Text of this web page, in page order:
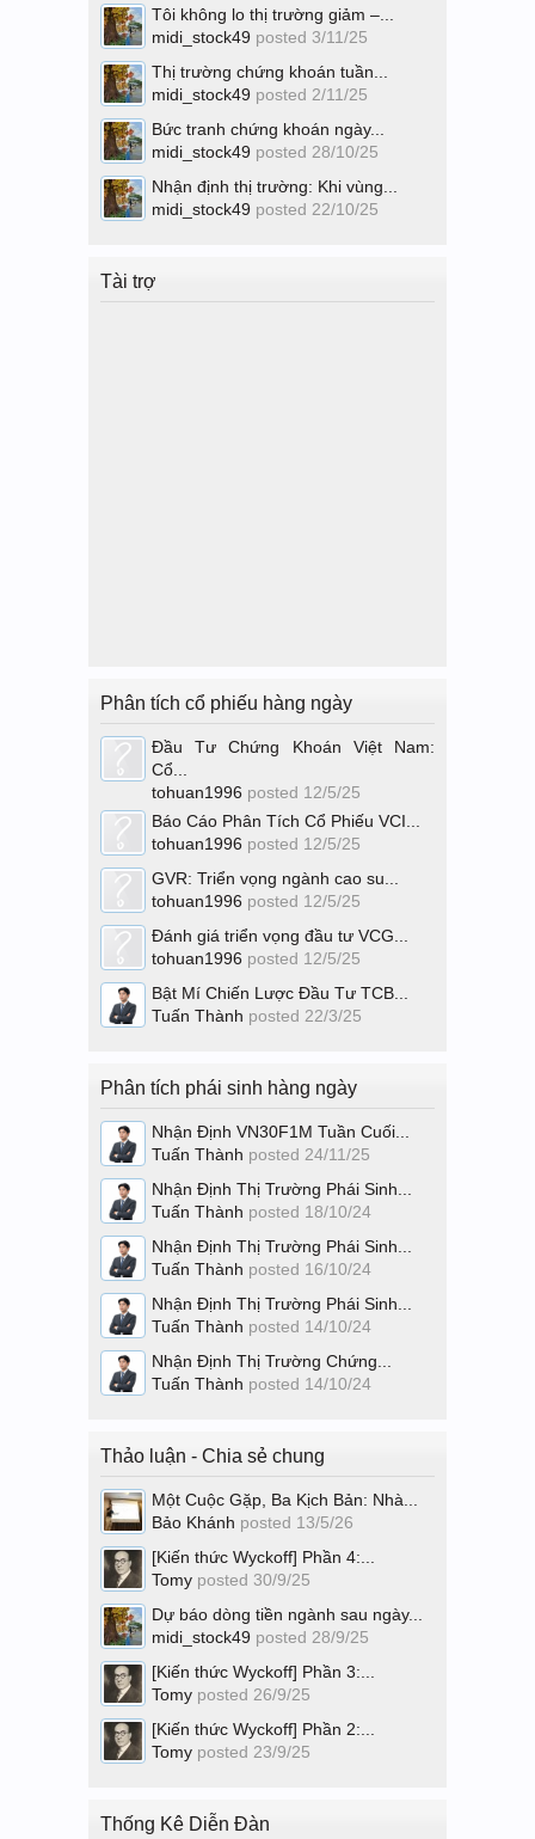
Tôi không lo thị trường giảm –...
midi_stock49 posted 3/11/25
Thị trường chứng khoán tuần...
midi_stock49 posted 2/11/25
Bức tranh chứng khoán ngày...
midi_stock49 posted 28/10/25
Nhận định thị trường: Khi vùng...
midi_stock49 posted 22/10/25
Tài trợ
Phân tích cổ phiếu hàng ngày
Đầu Tư Chứng Khoán Việt Nam:
Cổ...
tohuan1996 posted 12/5/25
Báo Cáo Phân Tích Cổ Phiếu VCI...
tohuan1996 posted 12/5/25
GVR: Triển vọng ngành cao su...
tohuan1996 posted 12/5/25
Đánh giá triển vọng đầu tư VCG...
tohuan1996 posted 12/5/25
Bật Mí Chiến Lược Đầu Tư TCB...
Tuấn Thành posted 22/3/25
Phân tích phái sinh hàng ngày
Nhận Định VN30F1M Tuần Cuối...
Tuấn Thành posted 24/11/25
Nhận Định Thị Trường Phái Sinh...
Tuấn Thành posted 18/10/24
Nhận Định Thị Trường Phái Sinh...
Tuấn Thành posted 16/10/24
Nhận Định Thị Trường Phái Sinh...
Tuấn Thành posted 14/10/24
Nhận Định Thị Trường Chứng...
Tuấn Thành posted 14/10/24
Thảo luận - Chia sẻ chung
Một Cuộc Gặp, Ba Kịch Bản: Nhà...
Bảo Khánh posted 13/5/26
[Kiến thức Wyckoff] Phần 4:...
Tomy posted 30/9/25
Dự báo dòng tiền ngành sau ngày...
midi_stock49 posted 28/9/25
[Kiến thức Wyckoff] Phần 3:...
Tomy posted 26/9/25
[Kiến thức Wyckoff] Phần 2:...
Tomy posted 23/9/25
Thống Kê Diễn Đàn